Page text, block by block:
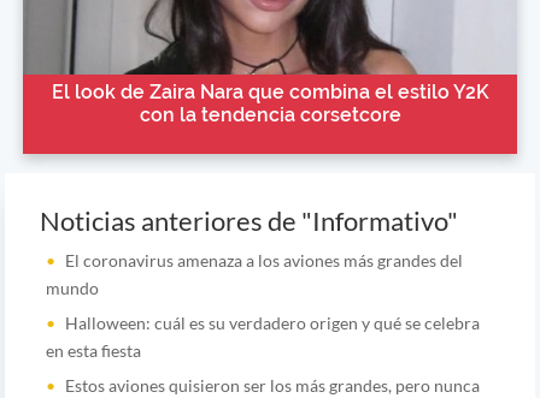
El look de Zaira Nara que combina el estilo Y2K
con la tendencia corsetcore
Noticias anteriores de "Informativo"
El coronavirus amenaza a los aviones más grandes del
mundo
Halloween: cuál es su verdadero origen y qué se celebra
en esta fiesta
Estos aviones quisieron ser los más grandes, pero nunca